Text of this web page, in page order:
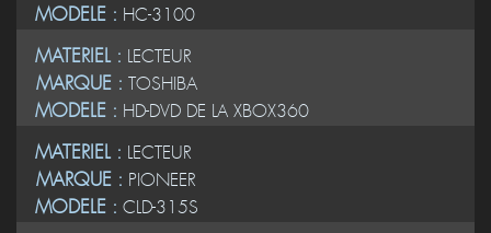
MODELE : HC-3100
MATERIEL : LECTEUR
MARQUE : TOSHIBA
MODELE : HD-DVD DE LA XBOX360
MATERIEL : LECTEUR
MARQUE : PIONEER
MODELE : CLD-315S